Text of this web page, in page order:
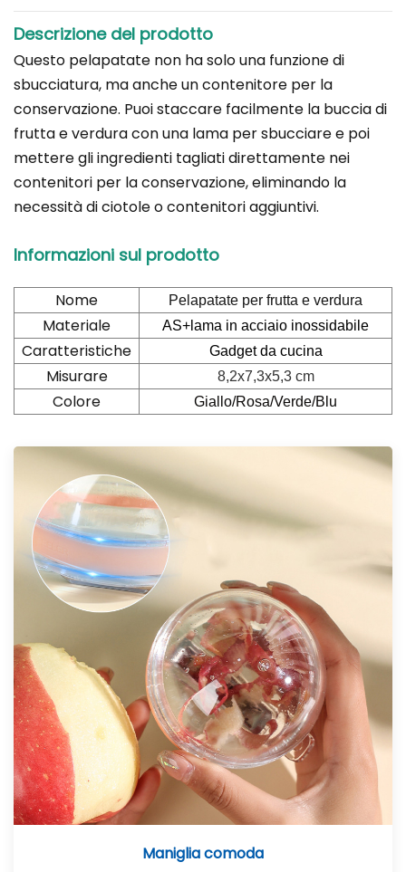
Descrizione del prodotto
Questo pelapatate non ha solo una funzione di
sbucciatura, ma anche un contenitore per la
conservazione. Puoi staccare facilmente la buccia di
frutta e verdura con una lama per sbucciare e poi
mettere gli ingredienti tagliati direttamente nei
contenitori per la conservazione, eliminando la
necessità di ciotole o contenitori aggiuntivi.
Informazioni sul prodotto
Nome Pelapatate per frutta e verdura
Materiale AS+lama in acciaio inossidabile
Caratteristiche Gadget da cucina
Misurare 8,2x7,3x5,3 cm
Colore Giallo/Rosa/Verde/Blu
Maniglia comoda